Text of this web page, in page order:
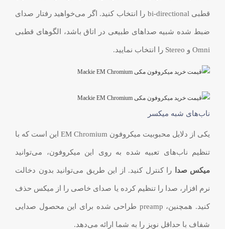
قطبی bi-directional را انتخاب کنید. اگر می‌خواهید رفتار صدای
ضبط شده شبیه صداهای طبیعی در اتاق باشد، الگوهای قطبی
Omni و Stereo را انتخاب نمایید.
ناب‌های شبه میکسر
یکی از دلایل محبوبیت میکروفون EM Chromium این است که با
تنظیم ناب‌های تعبیه شده به روی این میکروفون، می‌توانید
میکس صدا را کنترل کنید. از این طریق می‌توانید بدون دخالت
نرم افزار، صدا را تنظیم کرده یا صدای خاصی را از میکس حذف
کنید. همچنین، preamp طراحی شده برای این محصول صدایی
شفاف با حداقل نویز را به شما ارائه می‌دهد.